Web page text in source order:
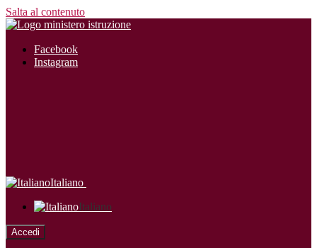
Salta al contenuto
Facebook
Instagram
Italiano
Italiano
Accedi